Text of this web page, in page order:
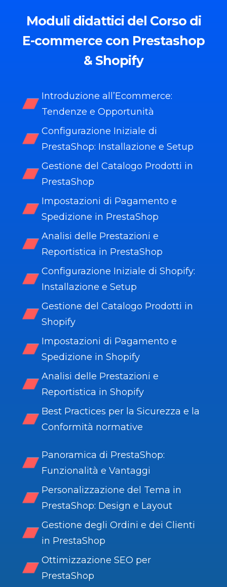
Modulididattici del Corso di
E-commerce con Prestashop
& Shopify
Introduzione all’Ecommerce:
Tendenze e Opportunità
Configurazione Iniziale di
PrestaShop: Installazione e Setup
Gestione del Catalogo Prodotti in
PrestaShop
Impostazioni di Pagamento e
Spedizione in PrestaShop
Analisi delle Prestazioni e
Reportistica in PrestaShop
Configurazione Iniziale di Shopify:
Installazione e Setup
Gestione del Catalogo Prodotti in
Shopify
Impostazioni di Pagamento e
Spedizione in Shopify
Analisi delle Prestazioni e
Reportistica in Shopify
Best Practices per la Sicurezza e la
Conformità normative
Panoramica di PrestaShop:
Funzionalità e Vantaggi
Personalizzazione del Tema in
PrestaShop: Design e Layout
Gestione degli Ordini e dei Clienti
in PrestaShop
Ottimizzazione SEO per
PrestaShop